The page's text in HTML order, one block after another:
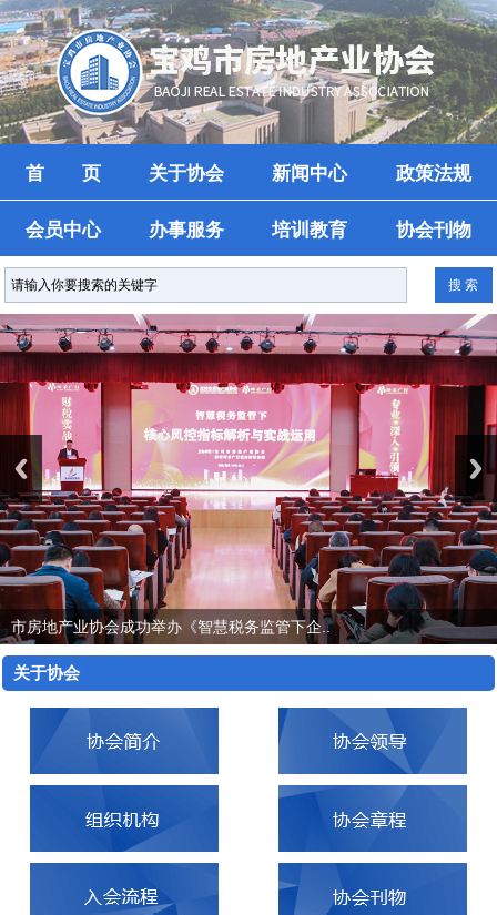
首 页 关于协会 新闻中心 政策法规
会员中心 办事服务 培训教育 协会刊物
市房地产业协会成功举办《智慧税务监管下企..
Previous Next
关于协会